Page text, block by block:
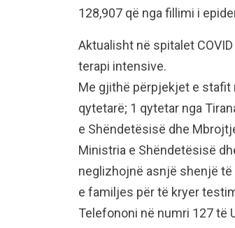
128,907 që nga fillimi i
Aktualisht në spitalet
terapi intensive.
Me gjithë përpjekjet e stafit
qytetarë; 1 qytetar nga
e Shëndetësisë dhe
Ministria e Shëndetësisë
neglizhojnë asnjë shenjë
e familjes për të kryer
Telefononi në numri 127 të